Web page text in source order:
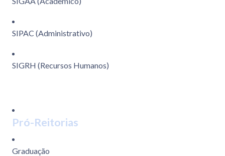
SIPAC (Administrativo)
SIGRH (Recursos Humanos)
Pró-Reitorias
Graduação